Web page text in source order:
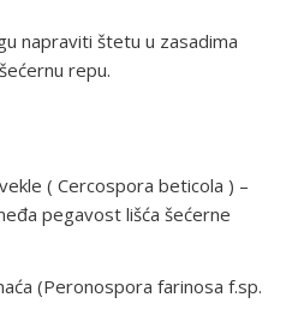
napraviti štetu u zasadima
repu.
( Cercospora beticola ) –
pegavost lišća šećerne
(Peronospora farinosa f.sp.